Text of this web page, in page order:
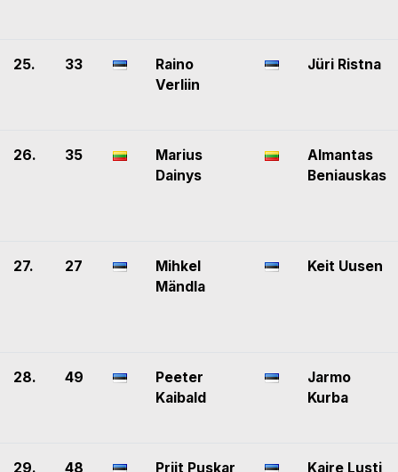
25. 33
Raino
Verliin
Jüri Ristna
26. 35
Marius
Dainys
Almantas
Beniauskas
27. 27
Mihkel
Mändla
Keit Uusen
28. 49
Peeter
Kaibald
Jarmo
Kurba
29. 48 Priit Puskar Kaire Lusti